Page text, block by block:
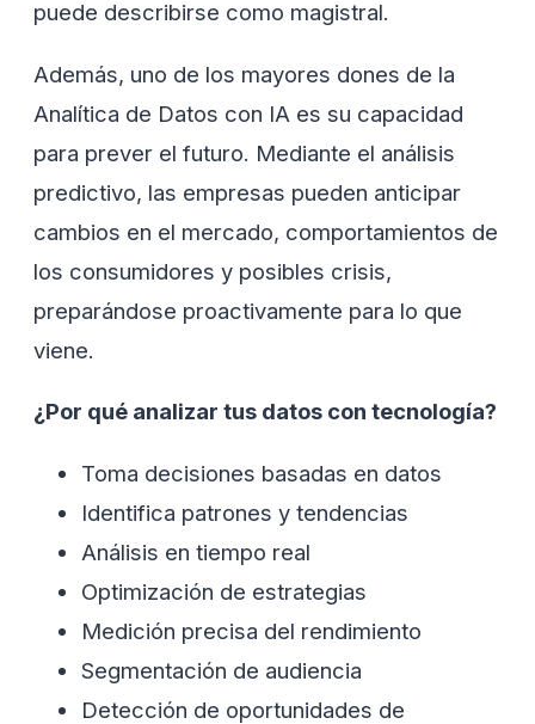
puede describirse como magistral.
Además, uno de los mayores dones de la
Analítica de Datos con IA es su capacidad
para prever el futuro. Mediante el análisis
predictivo, las empresas pueden anticipar
cambios en el mercado, comportamientos de
los consumidores y posibles crisis,
preparándose proactivamente para lo que
viene.
¿Por qué analizar tus datos con tecnología?
Toma decisiones basadas en datos
Identifica patrones y tendencias
Análisis en tiempo real
Optimización de estrategias
Medición precisa del rendimiento
Segmentación de audiencia
Detección de oportunidades de